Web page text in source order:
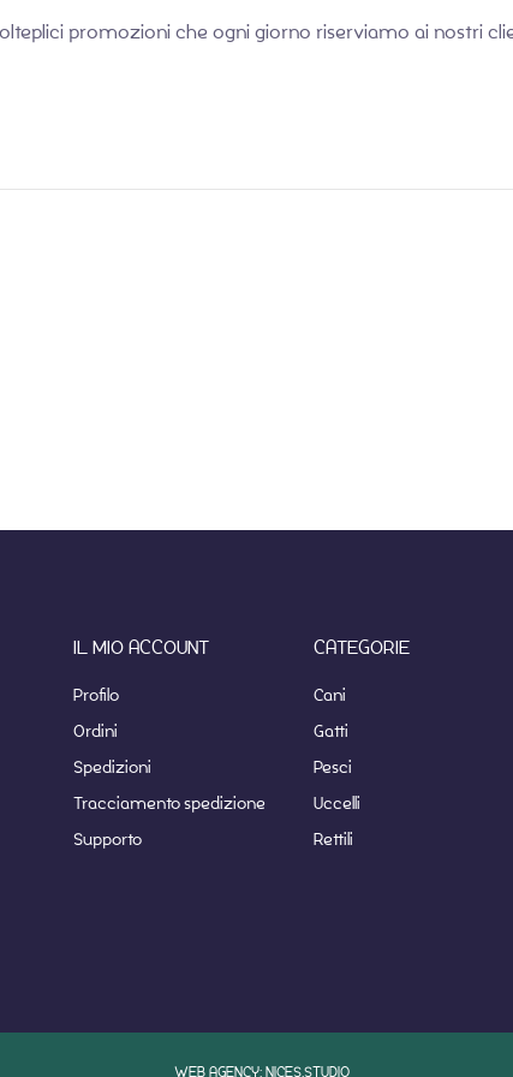
promozioni che ogni giorno riserviamo ai nostri
IL MIO ACCOUNT
Profilo
Ordini
Spedizioni
Tracciamento spedizione
Supporto
CATEGORIE
Cani
Gatti
Pesci
Uccelli
Rettili
WEB AGENCY: NICES.STUDIO